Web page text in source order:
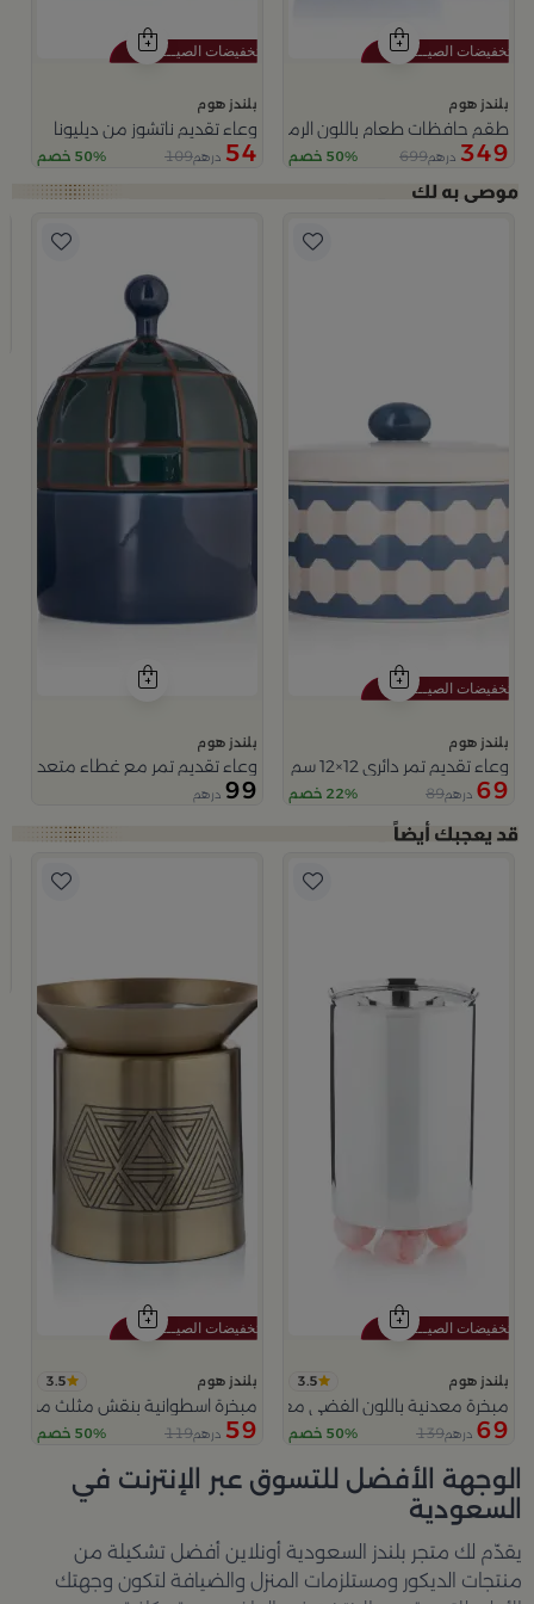
بلندز هوم
طقم حافظات طعام باللون الرمادي من أزوريا
349 درهم699 50% خصم
بلندز هوم
وعاء تقديم ناتشوز من ديليونا
54 درهم109 50% خصم
بلندز هوم
وعاء تقديم تمر دائري 12×12 سم أبيض وأزرق من الخزف الحجري بغطاء من أزوريا
69 درهم89 22% خصم
بلندز هوم
وعاء تقديم تمر مع غطاء متعدد
99 درهم
بلندز هوم 3.5
مبخرة معدنية باللون الفضي مع قواعد دائرية من ملاذ
69 درهم139 50% خصم
بلندز هوم 3.5
مبخرة اسطوانية بنقش مثلث من
59 درهم119 50% خصم
الوجهة الأفضل للتسوق عبر الإنترنت في
السعودية
يقدّم لك متجر بلندز السعودية أونلاين أفضل تشكيلة من
منتجات الديكور ومستلزمات المنزل والضيافة لتكون وجهتك